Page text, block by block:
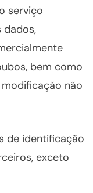
serviço
dados,
bem como
não
de identificação
exceto